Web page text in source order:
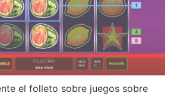
el folleto sobre juegos sobre